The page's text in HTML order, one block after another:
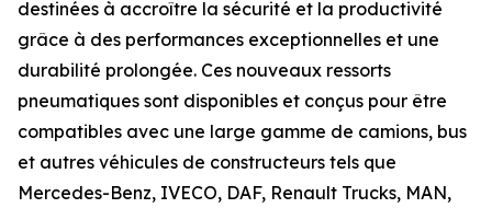
destinées à accroître la sécurité et la productivité
grâce à des performances exceptionnelles et une
durabilité prolongée. Ces nouveaux ressorts
pneumatiques sont disponibles et conçus pour être
compatibles avec une large gamme de camions, bus
et autres véhicules de constructeurs tels que
Mercedes-Benz, IVECO, DAF, Renault Trucks, MAN,